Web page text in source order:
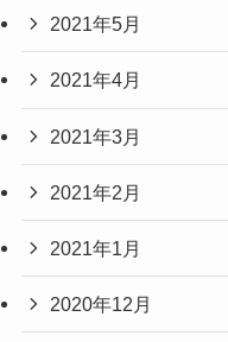
2021年5月
2021年4月
2021年3月
2021年2月
2021年1月
2020年12月